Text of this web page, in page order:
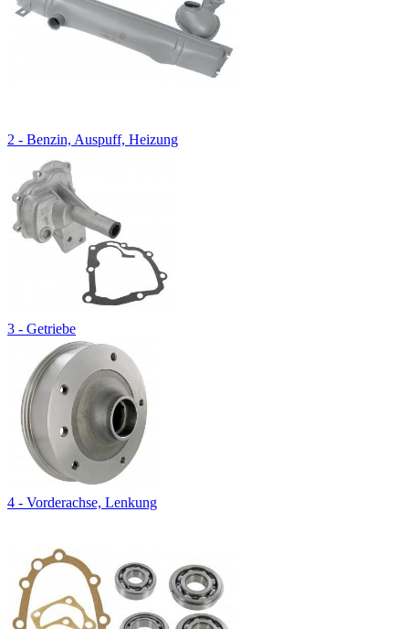
2 - Benzin, Auspuff, Heizung
3 - Getriebe
4 - Vorderachse, Lenkung